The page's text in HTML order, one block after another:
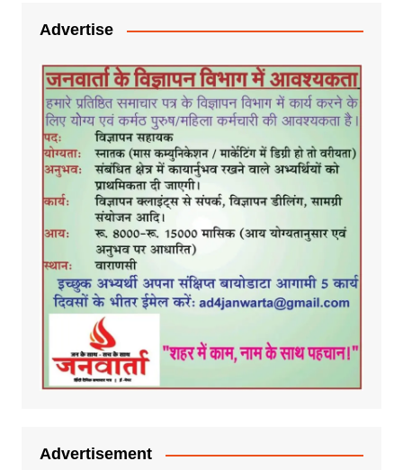
Advertise
Advertisement